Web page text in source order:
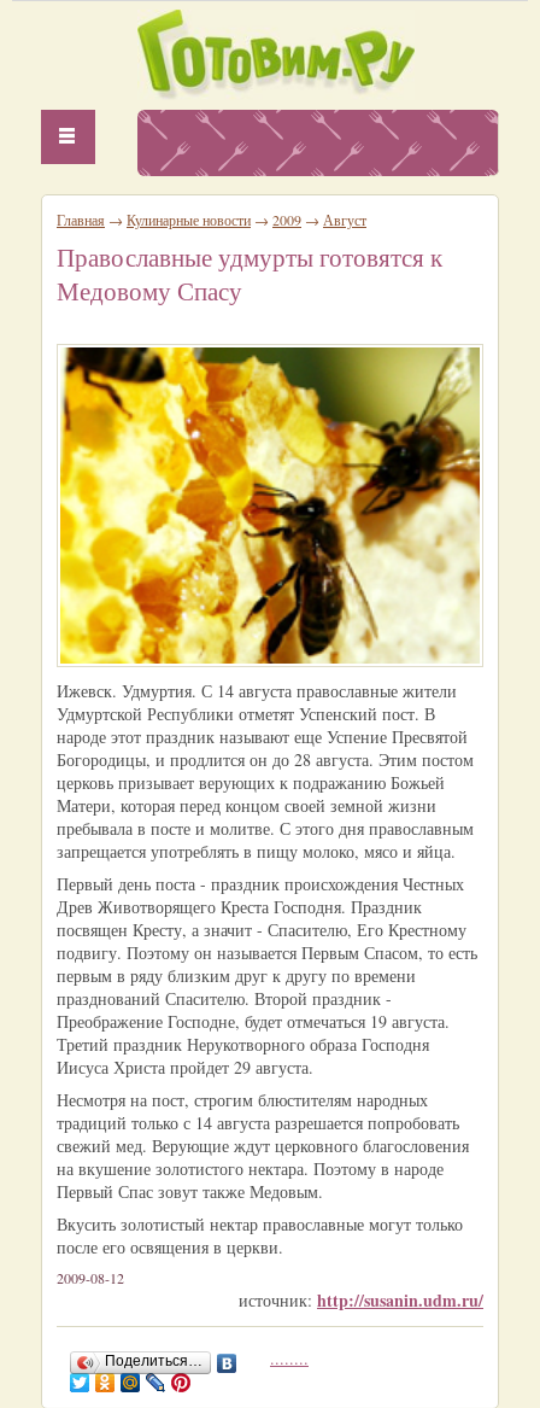
Главная → Кулинарные новости → 2009 → Август
Православные удмурты готовятся к
Медовому Спасу
Ижевск. Удмуртия. С 14 августа православные жители
Удмуртской Республики отметят Успенский пост. В
народе этот праздник называют еще Успение Пресвятой
Богородицы, и продлится он до 28 августа. Этим постом
церковь призывает верующих к подражанию Божьей
Матери, которая перед концом своей земной жизни
пребывала в посте и молитве. С этого дня православным
запрещается употреблять в пищу молоко, мясо и яйца.
Первый день поста - праздник происхождения Честных
Древ Животворящего Креста Господня. Праздник
посвящен Кресту, а значит - Спасителю, Его Крестному
подвигу. Поэтому он называется Первым Спасом, то есть
первым в ряду близким друг к другу по времени
празднований Спасителю. Второй праздник -
Преображение Господне, будет отмечаться 19 августа.
Третий праздник Нерукотворного образа Господня
Иисуса Христа пройдет 29 августа.
Несмотря на пост, строгим блюстителям народных
традиций только с 14 августа разрешается попробовать
свежий мед. Верующие ждут церковного благословения
на вкушение золотистого нектара. Поэтому в народе
Первый Спас зовут также Медовым.
Вкусить золотистый нектар православные могут только
после его освящения в церкви.
2009-08-12
источник: http://susanin.udm.ru/
Поделиться… ........